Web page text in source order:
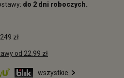
do 2 dni roboczych.
zł
od 22.99 zł
wszystkie